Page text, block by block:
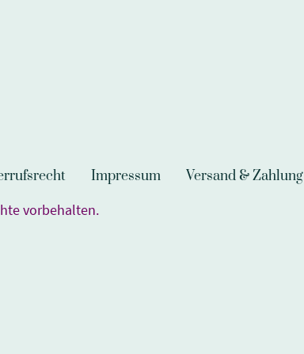
Impressum
Versand & Zahlung
vorbehalten.